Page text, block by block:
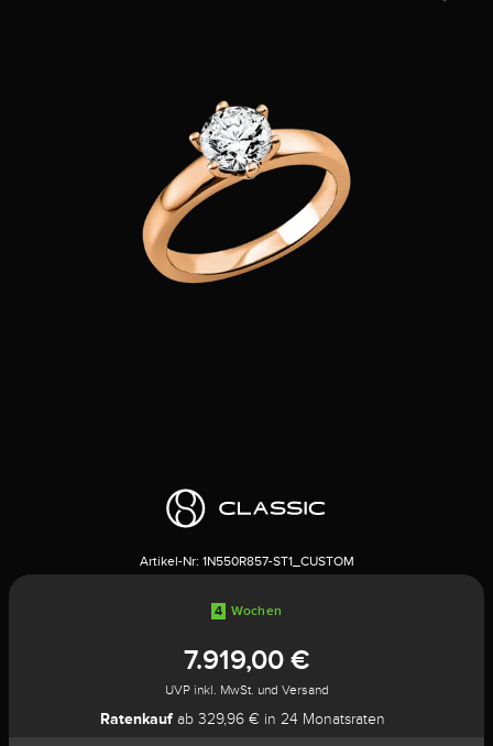
Artikel-Nr: 1N550R857-ST1_CUSTOM
4 Wochen
7.919,00 €
UVP inkl. MwSt. und Versand
Ratenkaufab 329,96 € in 24 Monatsraten